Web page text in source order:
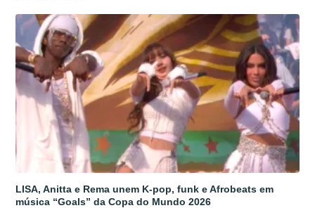
LISA, Anitta e Rema unem K-pop, funk e Afrobeats em
música “Goals” da Copa do Mundo 2026